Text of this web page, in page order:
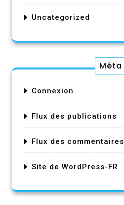
Uncategorized
Méta
Connexion
Flux des publications
Flux des commentaires
Site de WordPress-FR